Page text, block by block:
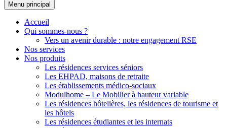
Menu principal
Accueil
Qui sommes-nous ?
Vers un avenir durable : notre engagement RSE
Nos services
Nos produits
Les résidences services séniors
Les EHPAD, maisons de retraite
Les établissements médico-sociaux
Modulhome – Le Mobilier à hauteur variable
Les résidences hôtelières, les résidences de tourisme et
les hôtels
Les résidences étudiantes et les internats